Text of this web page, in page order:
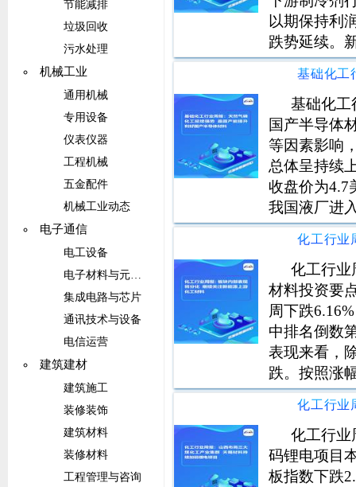
节能减排
垃圾回收
污水处理
机械工业
通用机械
专用设备
仪表仪器
工程机械
五金配件
机械工业动态
电子通信
电工设备
电子材料与元器件
集成电路与芯片
通讯技术与设备
电信运营
建筑建材
建筑施工
装修装饰
建筑材料
装修材料
工程管理与咨询
以期保持利
跌势延续。
推进。光伏
基础化工
国产半导体
等因素影响
总体呈持续
收盘价为4.7
我国液厂进
厂开工率下
化工行业
材料投资要
周下跌
中排名倒数
表现来看，
跌。按照涨
（6.35%）
（8.26%）。
化工行业
码锂电项目
板指数下跌